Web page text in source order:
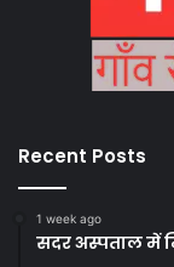
Recent Posts
1 week ago
सदर अस्पताल में